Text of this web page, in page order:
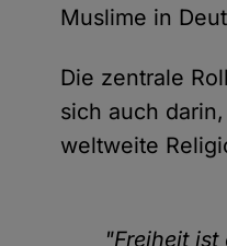
Muslime in
Die zentrale
sich auch
weltweite
"Freiheit